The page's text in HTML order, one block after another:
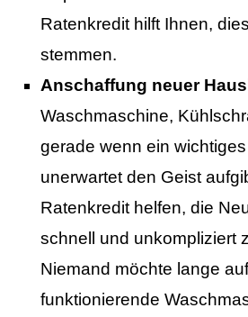
Ratenkredit hilft Ihnen,
stemmen.
Anschaffung neuer
Waschmaschine,
gerade wenn ein
unerwartet den Geist
Ratenkredit helfen, die
schnell und unkompliziert
Niemand möchte lange
funktionierende